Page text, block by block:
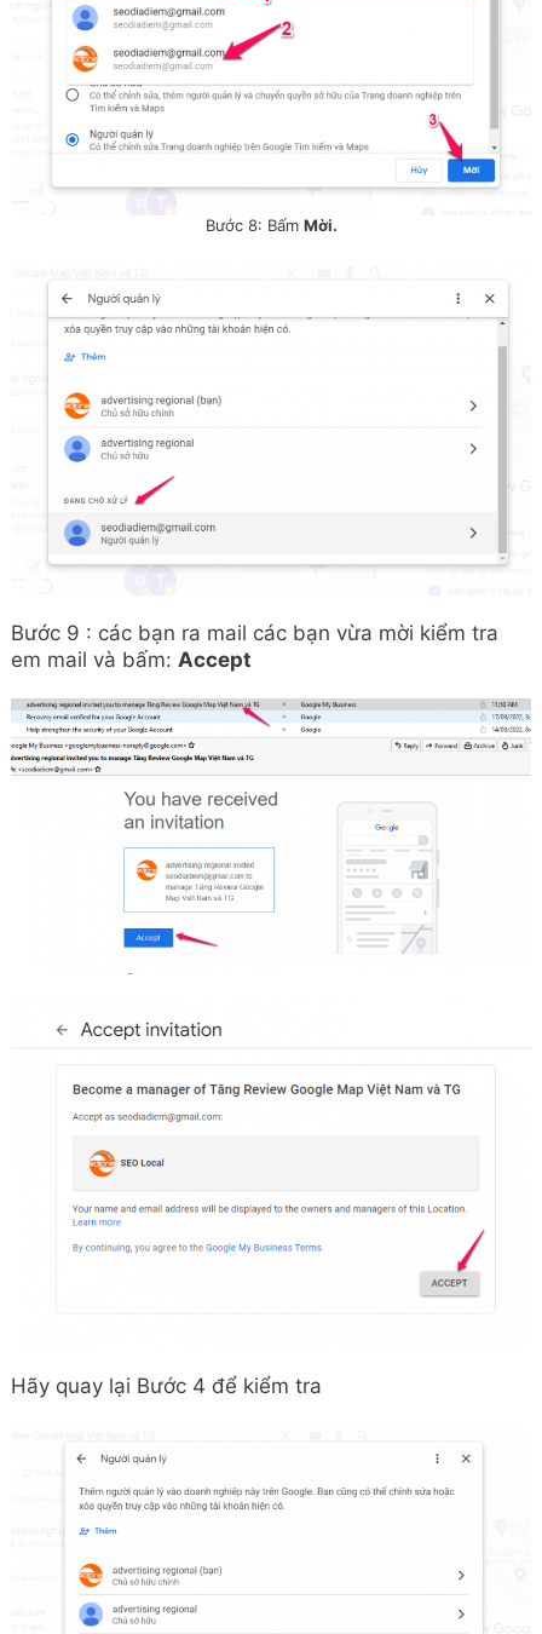
Bước 8: Bấm Mời.
Bước 9 : các bạn ra mail các bạn vừa mời kiểm tra
em mail và bấm: Accept
Hãy quay lại Bước 4 để kiểm tra